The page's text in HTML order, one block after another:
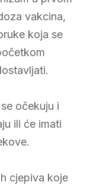
vakcina,
koja se
očekuju i
ili će imati
cjepiva koje